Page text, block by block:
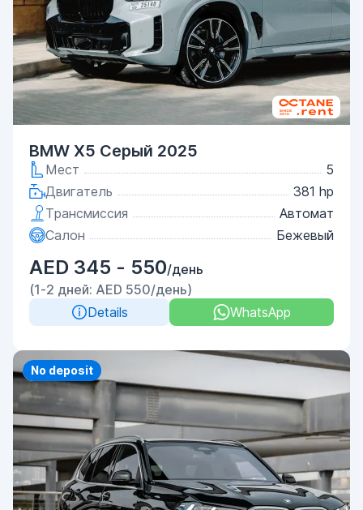
BMW X5 Серый 2025
Мест
5
Двигатель
381 hp
Трансмиссия
Автомат
Салон
Бежевый
AED 345 - 550/день
(1-2 дней: AED 550/день)
Details
WhatsApp
Priority
No deposit